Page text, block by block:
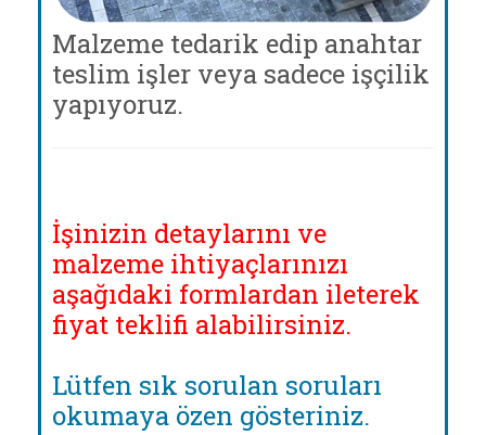
Malzeme tedarik edip anahtar
teslim işler veya sadece işçilik
yapıyoruz.
İşinizin detaylarını ve
malzeme ihtiyaçlarınızı
aşağıdaki formlardan ileterek
fiyat teklifi alabilirsiniz.
Lütfen sık sorulan soruları
okumaya özen gösteriniz.